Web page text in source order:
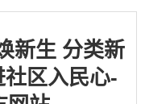
新生 分类新
区入民心-